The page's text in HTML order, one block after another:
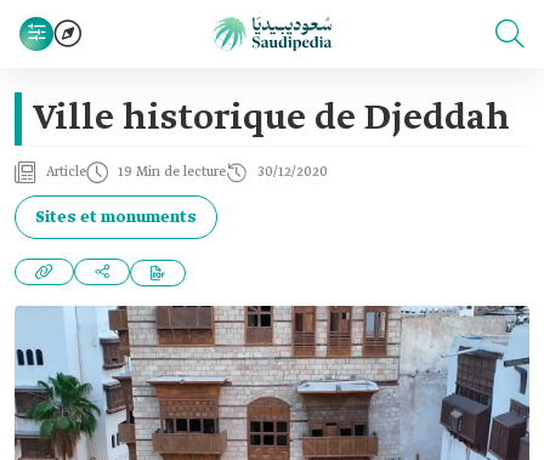
Ville historique de Djeddah
Article 19 Min de lecture 30/12/2020
Sites et monuments